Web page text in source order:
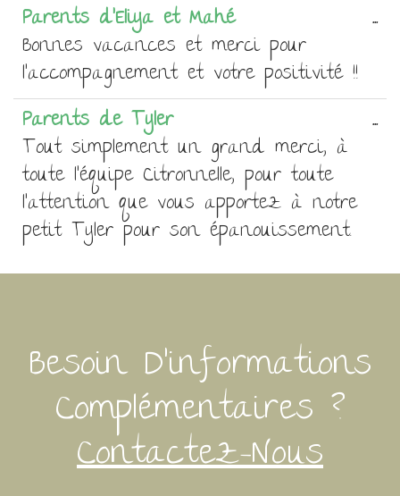
Parents d'Eliya et Mahé
Bonnes vacances et merci pour
l'accompagnement et votre positivité !!
...
Parents de Tyler
Tout simplement un grand merci, à
toute l'équipe Citronnelle, pour toute
l'attention que vous apportez à notre
petit Tyler pour son épanouissement.
...
Besoin D’informations
Complémentaires ?
Contactez-Nous